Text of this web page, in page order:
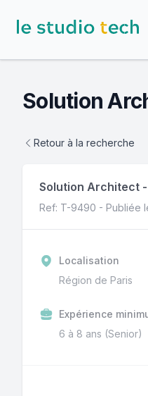
Solution
Retour à la recherche
Solution Architect -
Ref: T-9490 - Publiée
Localisation
Région de Paris
Expérience
6 à 8 ans (Senior)